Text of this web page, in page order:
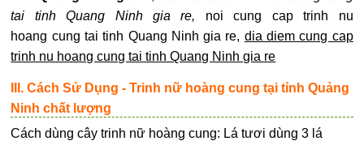
tai tinh Quang Ninh gia re, noi cung cap trinh nu
hoang cung tai tinh Quang Ninh gia re, dia diem cung cap
trinh nu hoang cung tai tinh Quang Ninh gia re
III. Cách Sử Dụng - Trinh nữ hoàng cung tại tỉnh Quảng
Ninh chất lượng
Cách dùng cây trinh nữ hoàng cung: Lá tươi dùng 3 lá